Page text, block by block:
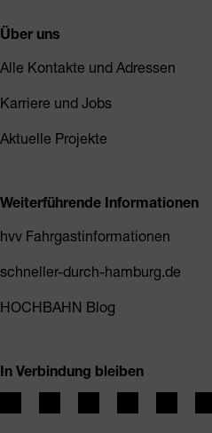
Über uns
Alle Kontakte und Adressen
Karriere und Jobs
Aktuelle Projekte
Weiterführende Informationen
hvv Fahrgastinformationen
schneller-durch-hamburg.de
HOCHBAHN Blog
In Verbindung bleiben